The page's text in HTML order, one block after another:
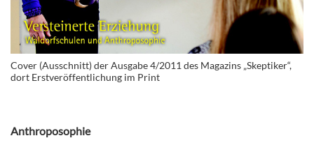
Cover (Ausschnitt) der Ausgabe 4/2011 des Magazins „Skeptiker“,
dort Erstveröffentlichung im Print
Anthroposophie